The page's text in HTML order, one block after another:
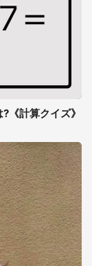
《計算クイズ》